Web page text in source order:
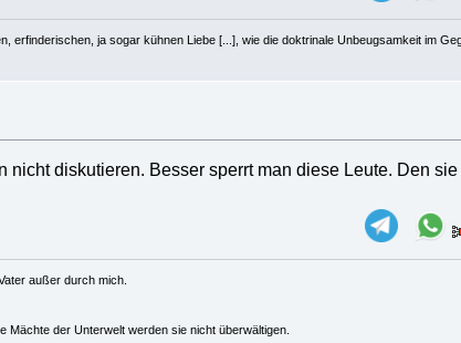
ja sogar kühnen Liebe [...], wie die doktrinale Unbeugsamkeit im
diskutieren. Besser sperrt man diese Leute. Den sie
außer durch mich.
der Unterwelt werden sie nicht überwältigen.